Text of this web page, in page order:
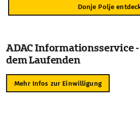
Donje Polje
ADAC Informationsservice
dem Laufenden
Mehr Infos zur Einwilligung